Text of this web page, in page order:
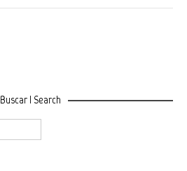
Buscar | Search